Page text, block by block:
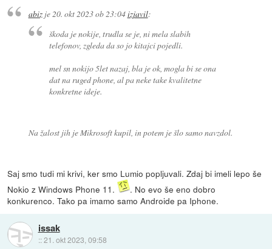
abizje20. okt 2023 ob 23:04izjavil:
škoda je nokije, trudla se je, ni mela slabih
telefonov, zgleda da so jo kitajci pojedli.
mel sn nokijo 5let nazaj, bla je ok, mogla bi se ona
dat na ruged phone, al pa neke take kvalitetne
konkretne ideje.
Na žalost jih je Mikrosoft kupil, in potem je šlo samo navzdol.
Saj smo tudi mi krivi, ker smo Lumio popljuvali. Zdaj bi imeli lepo še
Nokio z Windows Phone 11.
. No evo še eno dobro
konkurenco. Tako pa imamo samo Androide pa Iphone.
issak
::21. okt 2023, 09:58